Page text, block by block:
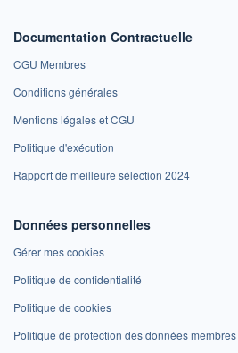
Documentation Contractuelle
CGU Membres
Conditions générales
Mentions légales et CGU
Politique d'exécution
Rapport de meilleure sélection 2024
Données personnelles
Gérer mes cookies
Politique de confidentialité
Politique de cookies
Politique de protection des données